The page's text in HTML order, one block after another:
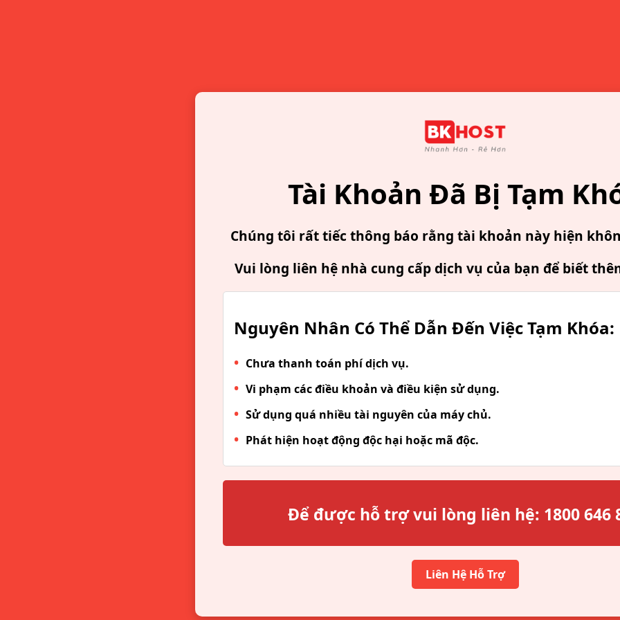
Tài Khoản Đã Bị Tạm
Chúng tôi rất tiếc thông báo rằng tài khoản này hiện
Vui lòng liên hệ nhà cung cấp dịch vụ của bạn để biết
Nguyên Nhân Có Thể Dẫn Đến Việc Tạm Khóa:
Chưa thanh toán phí dịch vụ.
Vi phạm các điều khoản và điều kiện sử dụng.
Sử dụng quá nhiều tài nguyên của máy chủ.
Phát hiện hoạt động độc hại hoặc mã độc.
Để được hỗ trợ vui lòng liên hệ: 1800 646
Liên Hệ Hỗ Trợ